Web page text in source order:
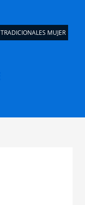
TRADICIONALES MUJER